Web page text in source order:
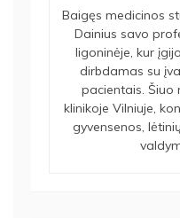
Baigęs medicinos
Dainius savo
ligoninėje, kur
dirbdamas su
pacientais. Šiuo
klinikoje Vilniuje,
gyvensenos,